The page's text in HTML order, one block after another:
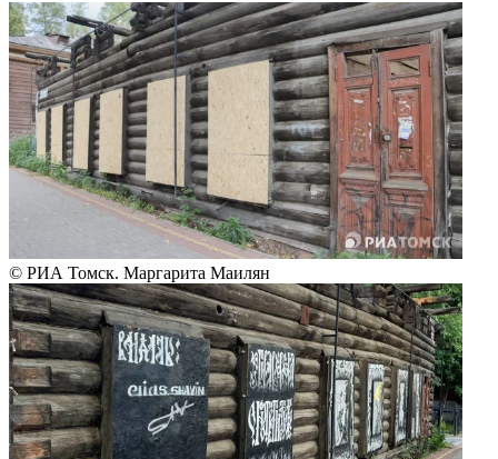
© РИА Томск. Маргарита Маилян